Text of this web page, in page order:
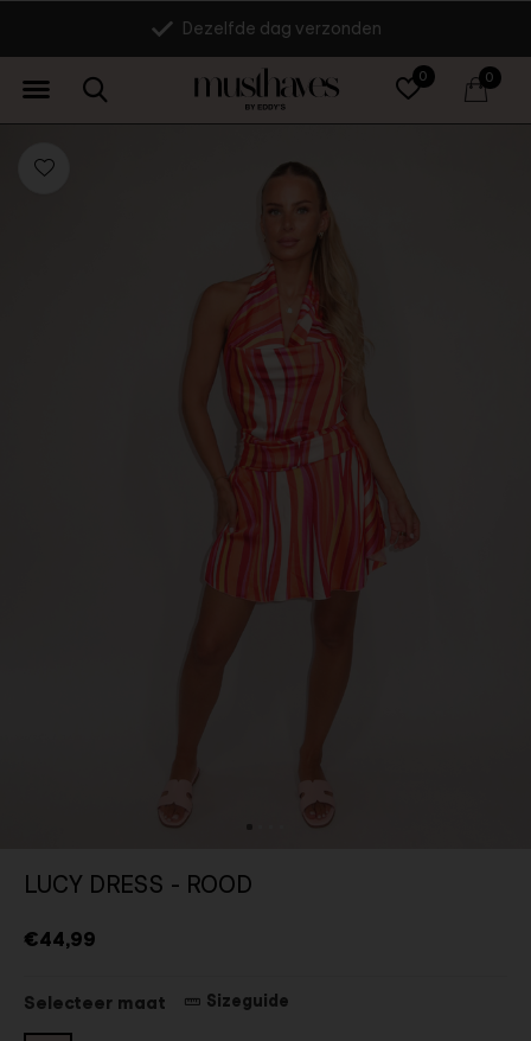
0 0
Dezelfde dag verzonden
LUCY DRESS - ROOD
€44,99
Selecteer maat Sizeguide